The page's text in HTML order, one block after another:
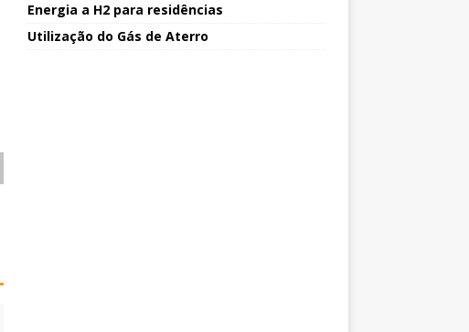
Energia a H2 para residências
Utilização do Gás de Aterro